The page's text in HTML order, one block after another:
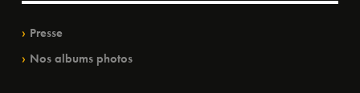
Presse
Nos albums photos